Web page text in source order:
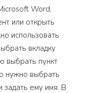
Word,
или открыть
использовать
вкладку
выбрать пункт
нужно выбрать
задать ему имя. В